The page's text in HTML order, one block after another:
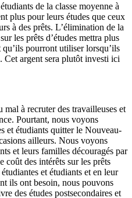
de la classe moyenne à
plus pour leurs études que ceux
à des prêts. L’élimination de la
les prêts d’études mettra plus
qu’ils pourront utiliser lorsqu’ils
Cet argent sera plutôt investi ici
à recruter des travailleuses et
Pourtant, nous voyons
et étudiants quitter le Nouveau-
ailleurs. Nous voyons
et leurs familles découragés par
coût des intérêts sur les prêts
et étudiants et en leur
ils ont besoin, nous pouvons
des études postsecondaires et